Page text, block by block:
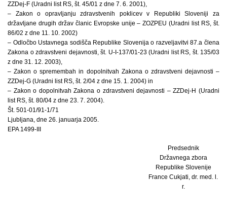
ZZDej-F (Uradni list RS, št. 45/01 z dne 7. 6. 2001),
– Zakon o opravljanju zdravstvenih poklicev v Republiki Sloveniji za
državljane drugih držav članic Evropske unije – ZOZPEU (Uradni list RS, št.
86/02 z dne 11. 10. 2002)
– Odločbo Ustavnega sodišča Republike Slovenija o razveljavitvi 87.a člena
Zakona o zdravstveni dejavnosti, št. U-I-137/01-23 (Uradni list RS, št. 135/03
z dne 31. 12. 2003),
– Zakon o spremembah in dopolnitvah Zakona o zdravstveni dejavnosti –
ZZDej-G (Uradni list RS, št. 2/04 z dne 15. 1. 2004) in
– Zakon o dopolnitvah Zakona o zdravstveni dejavnosti – ZZDej-H (Uradni
list RS, št. 80/04 z dne 23. 7. 2004).
Št. 501-01/91-1/71
Ljubljana, dne 26. januarja 2005.
EPA 1499-III
Predsednik
Državnega zbora
Republike Slovenije
France Cukjati, dr. med. l.
r.